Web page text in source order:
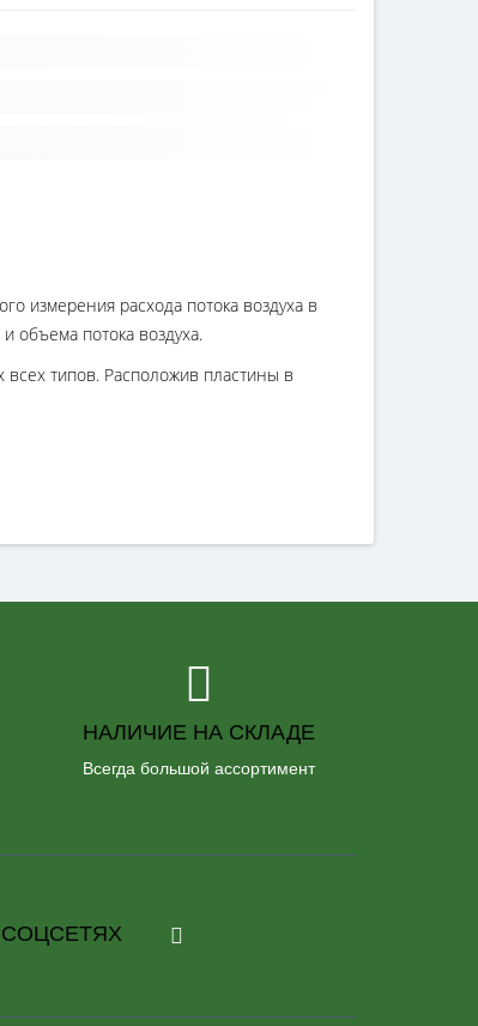
измерения расхода потока воздуха в
объема потока воздуха.
всех типов. Расположив пластины в
НАЛИЧИЕ НА СКЛАДЕ
Всегда большой ассортимент